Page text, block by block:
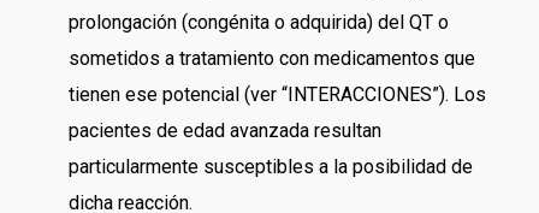
prolongación (congénita o adquirida) del QT o
sometidos a tratamiento con medicamentos que
tienen ese potencial (ver “INTERACCIONES”). Los
pacientes de edad avanzada resultan
particularmente susceptibles a la posibilidad de
dicha reacción.